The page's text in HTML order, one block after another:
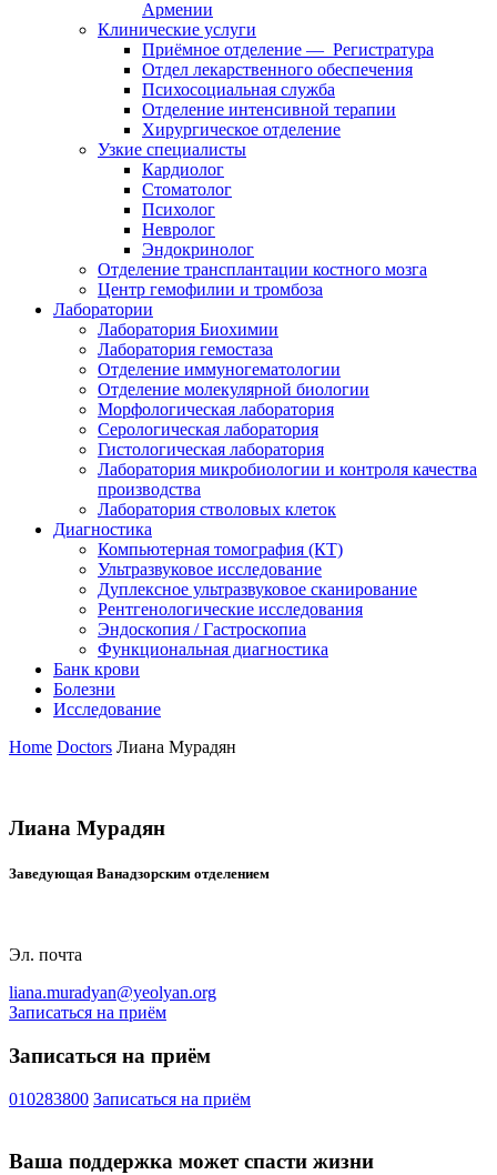
Армении
Клинические услуги
Приёмное отделение — Регистратура
Отдел лекарственного обеспечения
Психосоциальная служба
Отделение интенсивной терапии
Хирургическое отделение
Узкие специалисты
Кардиолог
Стоматолог
Психолог
Невролог
Эндокринолог
Отделение трансплантации костного мозга
Центр гемофилии и тромбоза
Лаборатории
Лаборатория Биохимии
Лаборатория гемостаза
Отделение иммуногематологии
Отделeниe молекулярной биологии
Морфологическая лаборатория
Серологическая лаборатория
Гистологическая лаборатория
Лаборатория микробиологии и контроля качества
производства
Лаборатория стволовых клеток
Диагностика
Компьютерная томография (КТ)
Ультразвуковое исследование
Дуплексное ультразвуковое сканирование
Рентгенологические исследования
Эндоскопия / Гастроскопиа
Функциональная диагностика
Банк крови
Болезни
Исследование
Home Doctors Лиана Мурадян
Лиана Мурадян
Заведующая Ванадзорским отделением
Эл. почта
liana.muradyan@yeolyan.org
Записаться на приём
Записаться на приём
010283800 Записаться на приём
Ваша поддержка может спасти жизни